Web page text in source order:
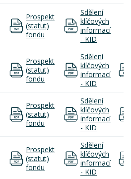
Prospekt
(statut)
fondu
Sdělení
klíčových
informací
- KID
Prospekt
(statut)
fondu
Sdělení
klíčových
informací
- KID
Prospekt
(statut)
fondu
Sdělení
klíčových
informací
- KID
Prospekt
(statut)
fondu
Sdělení
klíčových
informací
- KID